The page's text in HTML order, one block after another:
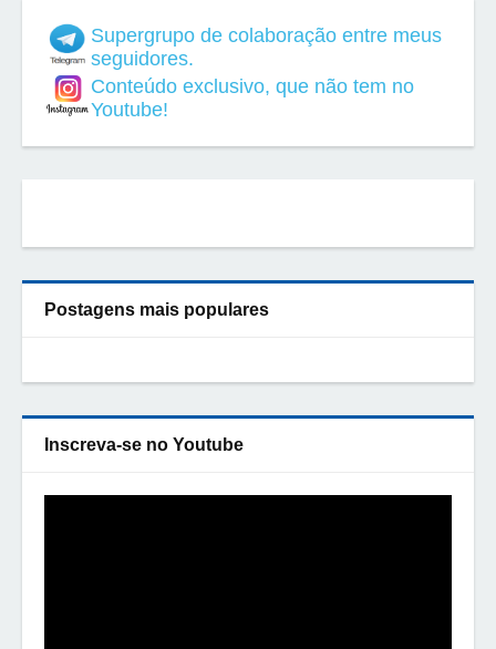
Supergrupo de colaboração entre meus
seguidores.
Conteúdo exclusivo, que não tem no
Youtube!
Postagens mais populares
Inscreva-se no Youtube